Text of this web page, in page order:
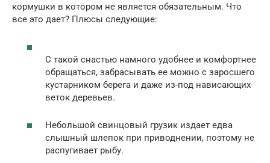
кормушки в котором не является обязательным. Что
все это дает? Плюсы следующие:
С такой снастью намного удобнее и комфортнее
обращаться, забрасывать ее можно с заросшего
кустарником берега и даже из-под нависающих
веток деревьев.
Небольшой свинцовый грузик издает едва
слышный шлепок при приводнении, поэтому не
распугивает рыбу.